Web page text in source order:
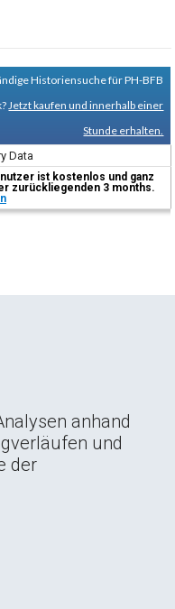
Historiensuche für PH-BFB
Jetzt kaufen und innerhalb einer
Stunde erhalten.
Data
ist kostenlos und ganz
zurückliegenden 3 months.
anhand
und
der